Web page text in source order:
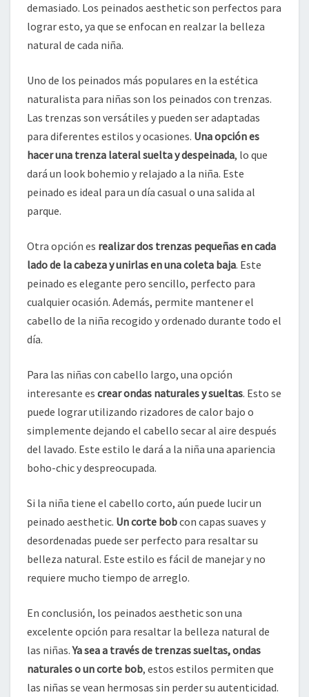
demasiado. Los peinados aesthetic son perfectos para
lograr esto, ya que se enfocan en realzar la belleza
natural de cada niña.
Uno de los peinados más populares en la estética
naturalista para niñas son los peinados con trenzas.
Las trenzas son versátiles y pueden ser adaptadas
para diferentes estilos y ocasiones. Una opción es
hacer una trenza lateral suelta y despeinada, lo que
dará un look bohemio y relajado a la niña. Este
peinado es ideal para un día casual o una salida al
parque.
Otra opción es realizar dos trenzas pequeñas en cada
lado de la cabeza y unirlas en una coleta baja. Este
peinado es elegante pero sencillo, perfecto para
cualquier ocasión. Además, permite mantener el
cabello de la niña recogido y ordenado durante todo el
día.
Para las niñas con cabello largo, una opción
interesante es crear ondas naturales y sueltas. Esto se
puede lograr utilizando rizadores de calor bajo o
simplemente dejando el cabello secar al aire después
del lavado. Este estilo le dará a la niña una apariencia
boho-chic y despreocupada.
Si la niña tiene el cabello corto, aún puede lucir un
peinado aesthetic. Un corte bobcon capas suaves y
desordenadas puede ser perfecto para resaltar su
belleza natural. Este estilo es fácil de manejar y no
requiere mucho tiempo de arreglo.
En conclusión, los peinados aesthetic son una
excelente opción para resaltar la belleza natural de
las niñas.Ya sea a través de trenzas sueltas, ondas
naturales o un corte bob, estos estilos permiten que
las niñas se vean hermosas sin perder su autenticidad.